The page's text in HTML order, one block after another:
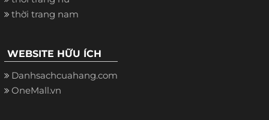
thời trang nam
WEBSITE HỮU ÍCH
Danhsachcuahang.com
OneMall.vn